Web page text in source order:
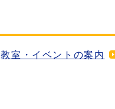
教室・イベントの案内